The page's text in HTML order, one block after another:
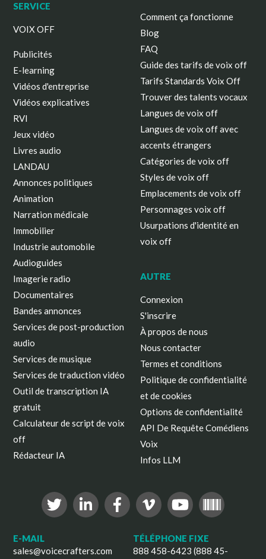
SERVICE
VOIX OFF
Publicités
E-learning
Vidéos d'entreprise
Vidéos explicatives
RVI
Jeux vidéo
Livres audio
LANDAU
Annonces politiques
Animation
Narration médicale
Immobilier
Industrie automobile
Audioguides
Imagerie radio
Documentaires
Bandes annonces
Services de post-production
audio
Services de musique
Services de traduction vidéo
Outil de transcription IA
gratuit
Calculateur de script de voix
off
Rédacteur IA
Comment ça fonctionne
Blog
FAQ
Guide des tarifs de voix off
Tarifs Standards Voix Off
Trouver des talents vocaux
Langues de voix off
Langues de voix off avec
accents étrangers
Catégories de voix off
Styles de voix off
Emplacements de voix off
Personnages voix off
Usurpations d'identité en
voix off
AUTRE
Connexion
S'inscrire
À propos de nous
Nous contacter
Termes et conditions
Politique de confidentialité
et de cookies
Options de confidentialité
API De Requête Comédiens
Voix
Infos LLM
E-MAIL
sales@voicecrafters.com
TÉLÉPHONE FIXE
888 458-6423 (888 45-